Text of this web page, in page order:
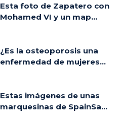
Esta foto de Zapatero con
Mohamed VI y un map...
¿Es la osteoporosis una
enfermedad de mujeres...
Estas imágenes de unas
marquesinas de SpainSa...